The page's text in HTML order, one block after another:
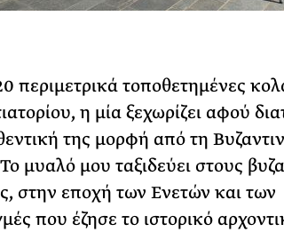
περιμετρικά τοποθετημένες
η μία ξεχωρίζει αφού
της μορφή από τη
μυαλό μου ταξιδεύει στους
στην εποχή των Ενετών και των
που έζησε το ιστορικό
31 ΙΟΥΛΙΟΥ 2026
Φωτογραφίζεται
Ακόμη Αρχίσει
ΡΙΑ ΣΠΥΡΟΥ